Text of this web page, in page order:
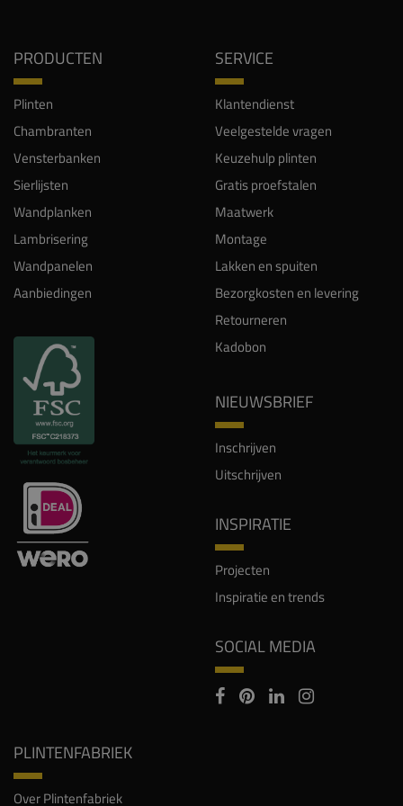
PRODUCTEN
Plinten
Chambranten
Vensterbanken
Sierlijsten
Wandplanken
Lambrisering
Wandpanelen
Aanbiedingen
SERVICE
Klantendienst
Veelgestelde vragen
Keuzehulp plinten
Gratis proefstalen
Maatwerk
Montage
Lakken en spuiten
Bezorgkosten en levering
Retourneren
Kadobon
NIEUWSBRIEF
Inschrijven
Uitschrijven
INSPIRATIE
Projecten
Inspiratie en trends
SOCIAL MEDIA
PLINTENFABRIEK
Over Plintenfabriek